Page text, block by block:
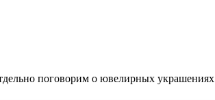
поговорим о ювелирных